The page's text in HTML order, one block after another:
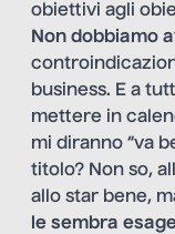
obiettivi agli
Non dobbiamo
business. E a
mettere in
mi diranno “va
titolo? Non so,
allo star bene,
le sembra